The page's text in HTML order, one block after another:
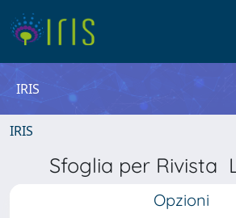
IRIS
IRIS
Sfoglia per Rivista
Opzioni